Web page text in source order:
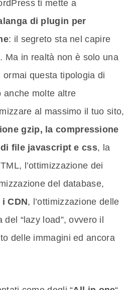
ti mette a
di plugin per
: il segreto sta nel capire
Ma in realtà non è solo una
questa tipologia di
anche molte altre
al massimo il tuo sito,
gzip, la compressione
file javascript e css, la
l’ottimizzazione dei
del database,
CDN, l’ottimizzazione delle
“lazy load”, ovvero il
delle immagini ed ancora